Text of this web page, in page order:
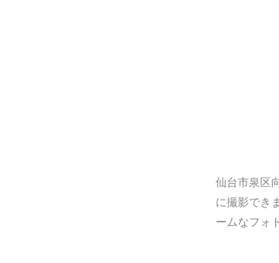
仙台市泉区
に撮影でき
ームなフォ